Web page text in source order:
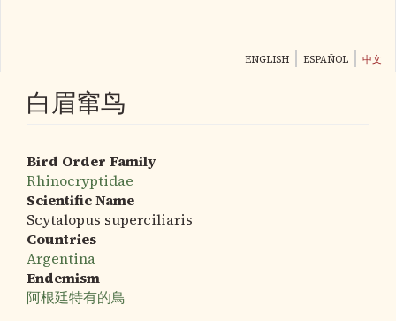
主
ENGLISH ESPAÑOL 中文
白眉窜鸟
Bird Order Family
Rhinocryptidae
Scientific Name
Scytalopus superciliaris
Countries
Argentina
Endemism
阿根廷特有的鳥